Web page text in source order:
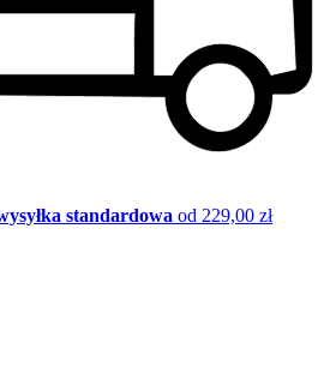
standardowa od 229,00 zł